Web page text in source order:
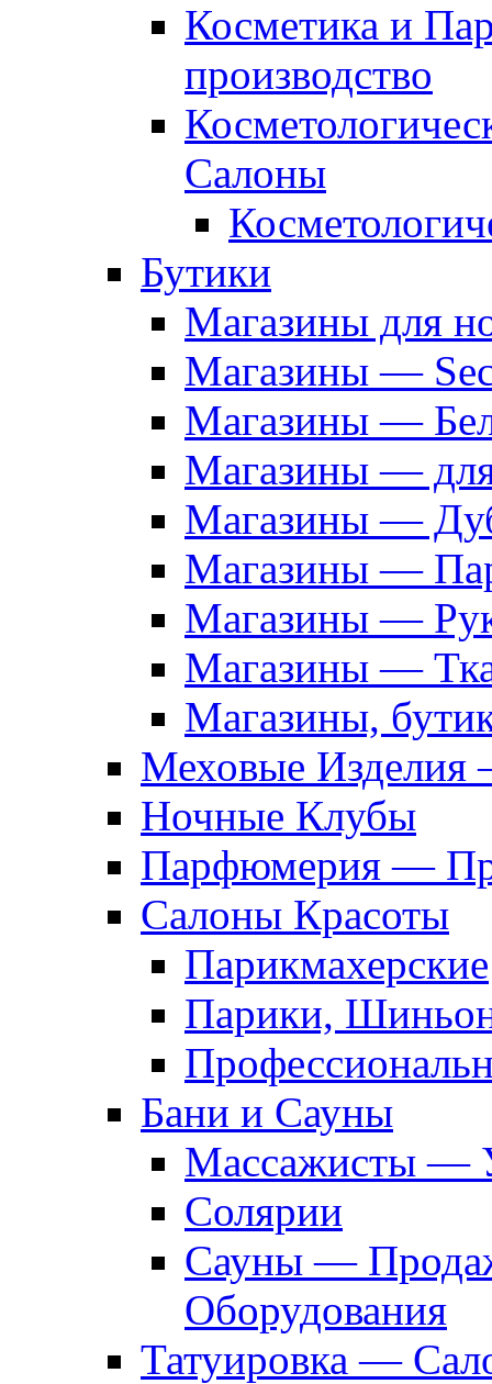
Косметика и
производство
Салоны
Бутики
Магазины для
Магазины —
Магазины —
Магазины —
Магазины —
Магазины —
Магазины —
Магазины —
Магазины,
Меховые Изделия
Ночные Клубы
Парфюмерия —
Салоны Красоты
Парикмахерские
Парики,
Бани и Сауны
Массажисты —
Солярии
Сауны —
Оборудования
Татуировка —